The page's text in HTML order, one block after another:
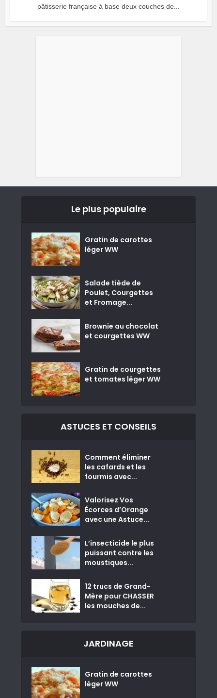
pâtisserie française à base deux couches de...
Le plus populaire
Gratin de carottes
léger WW
Salade tiède de
Poulet, Courgettes
et Fromage...
Brownie au chocolat
et courgettes WW
Gratin de courgettes
et tomates léger WW
ASTUCES ET CONSEILS
Comment éliminer
les cafards et les
fourmis avec...
Valorisez Vos
Écorces d’Orange
avec une Astuce...
L’insecticide le plus
puissant contre les
moustiques...
12 trucs de Grand-
Mère pour CHASSER
les mouches de...
JARDINAGE
Gratin de carottes
léger WW